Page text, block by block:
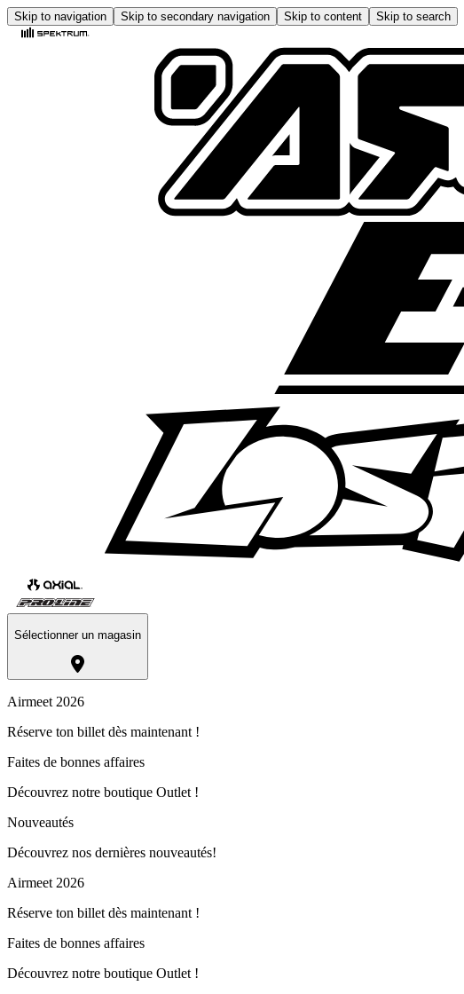
Skip to navigation Skip to secondary navigation Skip to content Skip to search
Sélectionner un magasin
Airmeet 2026
Réserve ton billet dès maintenant !
Faites de bonnes affaires
Découvrez notre boutique Outlet !
Nouveautés
Découvrez nos dernières nouveautés!
Airmeet 2026
Réserve ton billet dès maintenant !
Faites de bonnes affaires
Découvrez notre boutique Outlet !